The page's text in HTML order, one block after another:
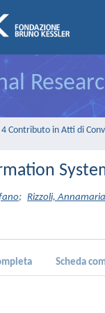
4 Contributo in Atti di
; Rizzoli, Annamaria
Scheda